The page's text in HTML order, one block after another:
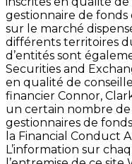
gestionnaire de
sur le marché
différents territoires
d’entités sont
Securities and
en qualité de
financier Connor,
un certain nombre
gestionnaires de
la Financial Conduct
L’information sur